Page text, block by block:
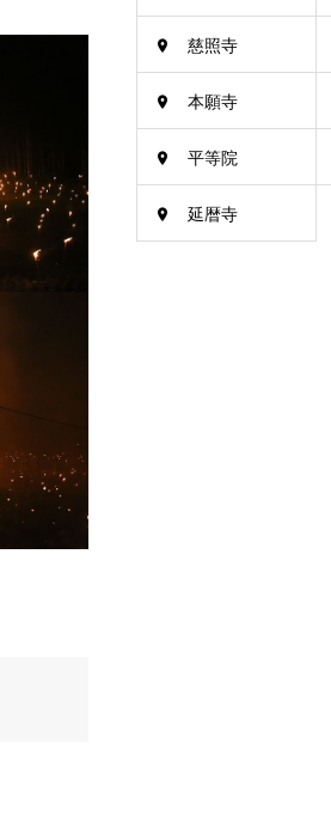
慈照寺
本願寺
平等院
延暦寺